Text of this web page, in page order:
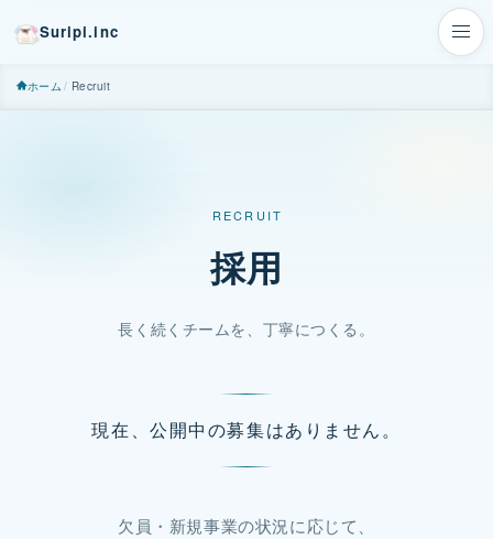
Suripi.inc
メ
ホーム Recruit
RECRUIT
採用
長く続くチームを、丁寧につくる。
現在、公開中の募集はありません。
欠員・新規事業の状況に応じて、